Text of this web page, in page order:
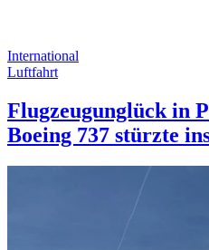
International
Luftfahrt
Flugzeugunglück in
Boeing 737 stürzte